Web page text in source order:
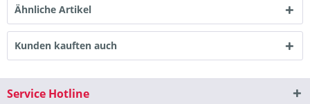
Ähnliche Artikel
Kunden kauften auch
Service Hotline